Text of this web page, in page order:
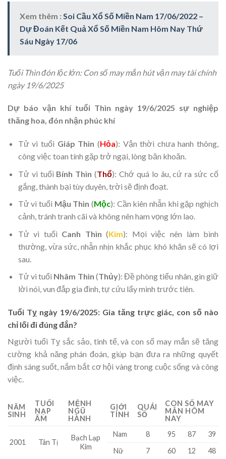
Xem thêm : Soi Cầu Xổ Số Miền Nam 17/06/2022 –
Dự Đoán Kết Quả Xổ Số Miền Nam Hôm Nay Thứ
Sáu Ngày 17/06
Tuổi Thìn đón lộc lớn: Con số may mắn hút vận may tài chính
ngày 19/6/2025
Dự báo vận khí tuổi Thìn ngày 19/6/2025 sự nghiệp
thăng hoa, đón nhận phúc khí
Tử vi tuổi Giáp Thìn (Hỏa): Vận thời chưa hanh thông,
công việc toan tính gặp trở ngại, lòng băn khoăn.
Tử vi tuổi Bính Thìn (Thổ): Chớ quá lo âu, cứ ra sức cố
gắng, thành bại tùy duyên, trời sẽ định đoạt.
Tử vi tuổi Mậu Thìn (Mộc): Cần kiên nhẫn khi gặp nghịch
cảnh, tránh tranh cãi và không nên ham vọng lớn lao.
Tử vi tuổi Canh Thìn (Kim): Mọi việc nên làm bình
thường, vừa sức, nhẫn nhịn khắc phục khó khăn sẽ có lợi
sau.
Tử vi tuổi Nhâm Thìn (Thủy): Đề phòng tiểu nhân, gìn giữ
lời nói, vun đắp gia đình, tự cứu lấy mình trước tiên.
Tuổi Tỵ ngày 19/6/2025: Gia tăng trực giác, con số nào
chỉ lối đi đúng đắn?
Người tuổi Tỵ sắc sảo, tinh tế, và con số may mắn sẽ tăng
cường khả năng phán đoán, giúp bạn đưa ra những quyết
định sáng suốt, nắm bắt cơ hội vàng trong cuộc sống và công
việc.
NĂM
SINH
TUỔI
NẠP
ÂM
MỆNH
NGŨ
HÀNH
GIỚI
TÍNH
QUÁI
SỐ
CON SỐ MAY
MẮN HÔM
NAY
2001 Tân Tị
Bạch Lạp
Kim
Nam 8 95 87
39
Nữ
7 60 12 48